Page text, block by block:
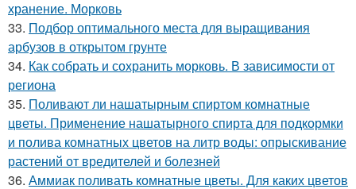
хранение. Морковь
33. Подбор оптимального места для выращивания
арбузов в открытом грунте
34. Как собрать и сохранить морковь. В зависимости от
региона
35. Поливают ли нашатырным спиртом комнатные
цветы. Применение нашатырного спирта для подкормки
и полива комнатных цветов на литр воды: опрыскивание
растений от вредителей и болезней
36. Аммиак поливать комнатные цветы. Для каких цветов